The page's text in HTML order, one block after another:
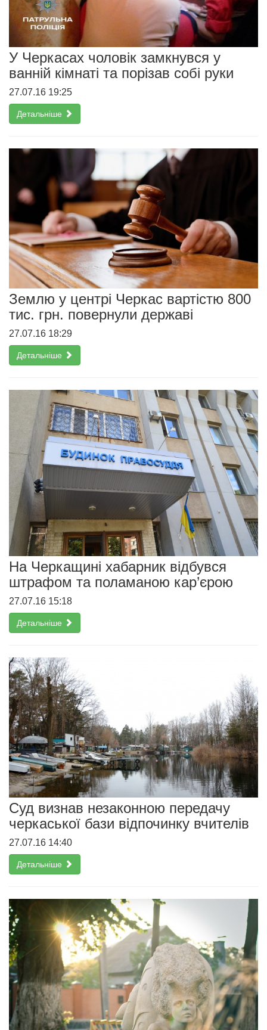
У Черкасах чоловік замкнувся у
ванній кімнаті та порізав собі руки
27.07.16 19:25
Детальніше
Землю у центрі Черкас вартістю 800
тис. грн. повернули державі
27.07.16 18:29
Детальніше
На Черкащині хабарник відбувся
штрафом та поламаною кар’єрою
27.07.16 15:18
Детальніше
Суд визнав незаконною передачу
черкаської бази відпочинку вчителів
27.07.16 14:40
Детальніше